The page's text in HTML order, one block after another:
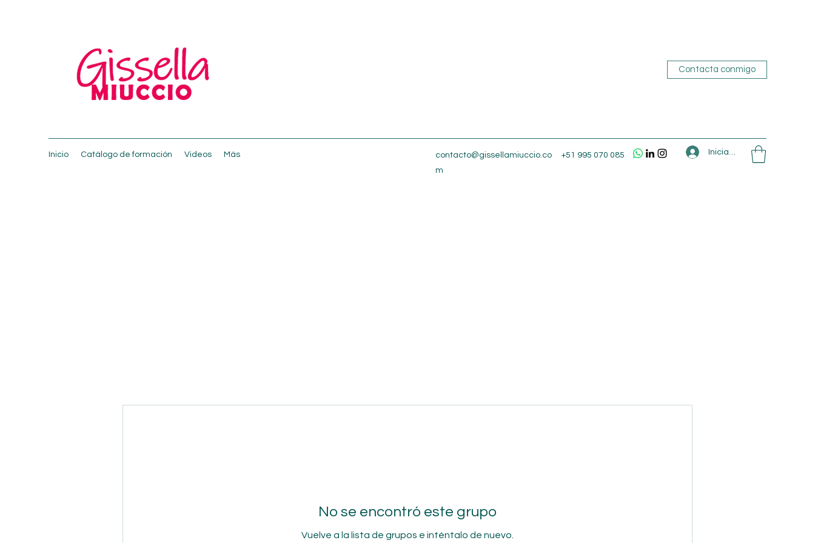
Contacta conmigo
Inicio Catálogo de formación Videos Más
contacto@gissellamiuccio.co
m
+51 995 070 085 Iniciar sesión
No se encontró este grupo
Vuelve a la lista de grupos e inténtalo de nuevo.